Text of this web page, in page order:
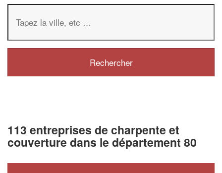
113 entreprises de charpente et
couverture dans le département 80